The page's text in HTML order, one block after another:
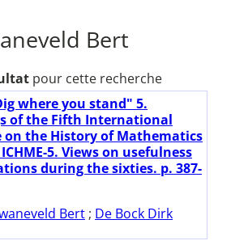
Bert
pour cette recherche
where you stand" 5.
of the Fifth International
on the History of Mathematics
5. Views on usefulness
during the sixties. p. 387-
Bert ; De Bock Dirk